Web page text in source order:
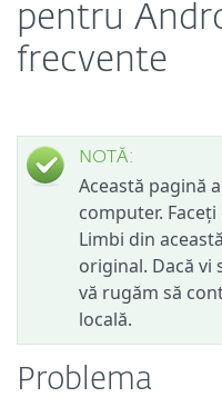
pentru
frecvente
NOTĂ:
Această pagină
computer.
Limbi din
original. Dacă vi
vă rugăm să
locală.
Problema